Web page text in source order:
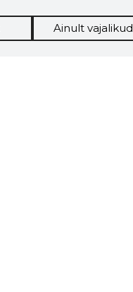
Ainult vajalikud